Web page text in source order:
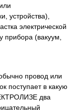
устройства),
электрической
прибора (вакуум,
провод или
поступает в какую
два